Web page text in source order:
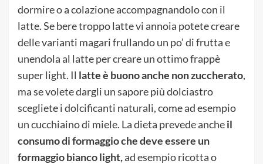
dormire o a colazione accompagnandolo con il
latte. Se bere troppo latte vi annoia potete creare
delle varianti magari frullando un po’ di frutta e
unendola al latte per creare un ottimo frappè
super light. Il latte è buono anche non zuccherato,
ma se volete dargli un sapore più dolciastro
scegliete i dolcificanti naturali, come ad esempio
un cucchiaino di miele. La dieta prevede ancheil
consumo di formaggio che deve essere un
formaggio bianco light,ad esempio ricotta o